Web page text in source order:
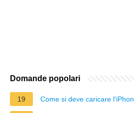
Domande popolari
19 Come si deve caricare